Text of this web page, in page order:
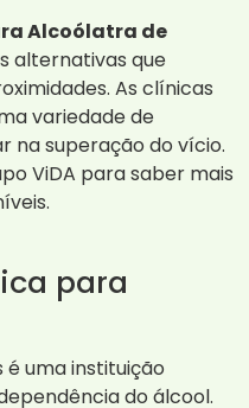
Alcoólatra de
alternativas que
As clínicas
variedade de
na superação do vício.
ViDA para saber mais
para
uma instituição
do álcool.